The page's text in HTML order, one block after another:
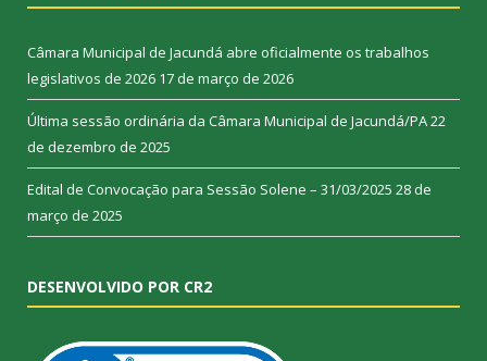
Câmara Municipal de Jacundá abre oficialmente os trabalhos
legislativos de 2026 17 de março de 2026
Última sessão ordinária da Câmara Municipal de Jacundá/PA22
de dezembro de 2025
Edital de Convocação para Sessão Solene – 31/03/2025 28 de
março de 2025
DESENVOLVIDO POR CR2